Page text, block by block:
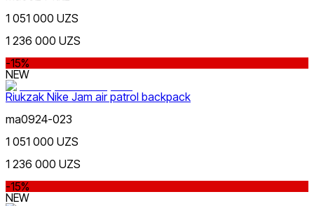
1 051 000 UZS
1 236 000 UZS
-15%
NEW
Riukzak Nike Jam air patrol backpack
ma0924-023
1 051 000 UZS
1 236 000 UZS
-15%
NEW